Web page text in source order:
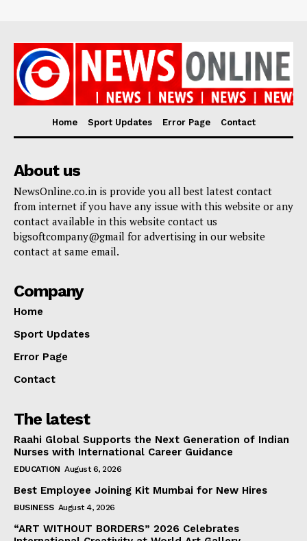
Home Sport Updates Error Page Contact
About us
NewsOnline.co.in is provide you all best latest contact
from internet if you have any issue with this website or any
contact available in this website contact us
bigsoftcompany@gmail for advertising in our website
contact at same email.
Company
Home
Sport Updates
Error Page
Contact
The latest
Raahi Global Supports the Next Generation of Indian
Nurses with International Career Guidance
EDUCATION August 6, 2026
Best Employee Joining Kit Mumbai for New Hires
BUSINESS August 4, 2026
“ART WITHOUT BORDERS” 2026 Celebrates